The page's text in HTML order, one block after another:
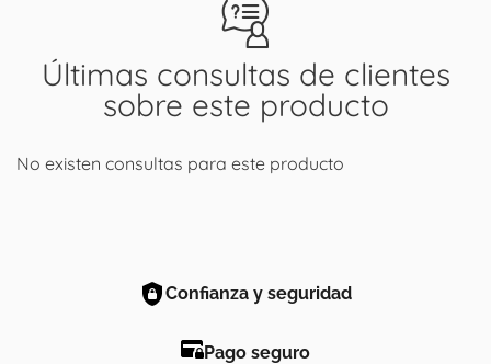
Últimas consultas de clientes
sobre este producto
No existen consultas para este producto
Confianza y seguridad
Pago seguro